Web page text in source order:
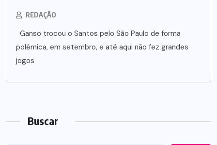
REDAÇÃO
Ganso trocou o Santos pelo São Paulo de forma
polêmica, em setembro, e até aqui não fez grandes
jogos
Buscar